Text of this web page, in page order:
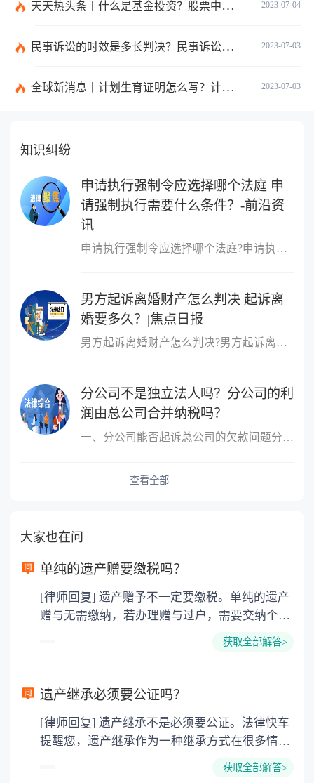
2023-07-04
天天热头条丨什么是基金投资？股票中的价值投资是什么意思？
2023-07-03
民事诉讼的时效是多长判决？民事诉讼的诉讼费用计算-天天简讯
2023-07-03
全球新消息丨计划生育证明怎么写？计划生育证明都需要什么材料？
知识纠纷
申请执行强制令应选择哪个法庭 申
请强制执行需要什么条件？-前沿资
讯
申请执行强制令应选择哪个法庭?申请执行强制令应选择如下法庭：向第
男方起诉离婚财产怎么判决 起诉离
婚要多久？|焦点日报
男方起诉离婚财产怎么判决?男方起诉离婚财产的判决：根据财产的具体
分公司不是独立法人吗？分公司的利
润由总公司合并纳税吗？
一、分公司能否起诉总公司的欠款问题分公司能起诉总公司的欠款问题
查看全部
大家也在问
单纯的遗产赠要缴税吗？
[律师回复] 遗产赠予不一定要缴税。单纯的遗产
赠与无需缴纳，若办理赠与过户，需要交纳个人
所得税、契税和公证费。赠与过户是没有增值税
要缴纳公证费，具体如下： 1. 公证费：按房
3. 印花税：按房屋评估价的0.05%缴纳 4. 土
地增值税：按房价1%缴纳 5. 房屋产权登记费：
获取全部解答>
遗产继承必须要公证吗？
[律师回复] 遗产继承不是必须要公证。法律快车
提醒您，遗产继承作为一种继承方式在很多情况
下都是不需要公证的，当然，如果需要公正的也
获取全部解答>